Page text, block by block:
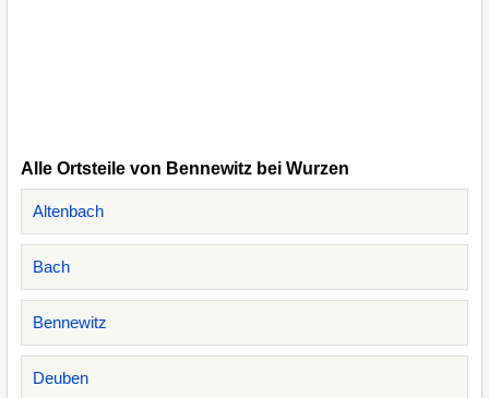
Alle Ortsteile von Bennewitz bei Wurzen
Altenbach
Bach
Bennewitz
Deuben